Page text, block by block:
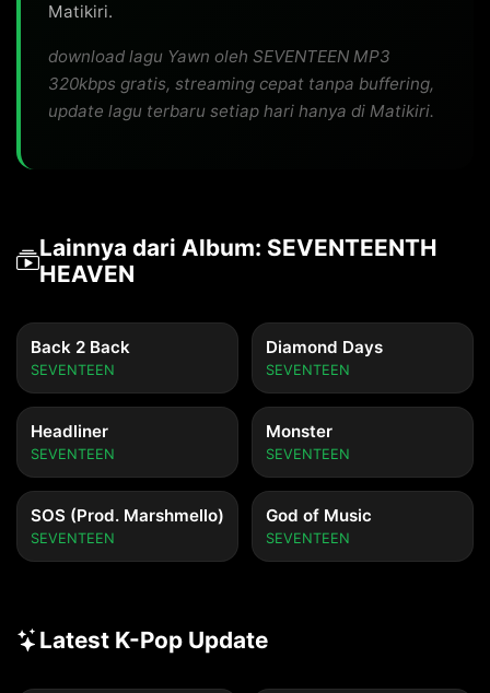
Matikiri.
download lagu Yawn oleh SEVENTEEN MP3
320kbps gratis, streaming cepat tanpa buffering,
update lagu terbaru setiap hari hanya di Matikiri.
Lainnya dari Album: SEVENTEENTH
HEAVEN
Back 2 Back
SEVENTEEN
Diamond Days
SEVENTEEN
Headliner
SEVENTEEN
Monster
SEVENTEEN
SOS (Prod. Marshmello)
SEVENTEEN
God of Music
SEVENTEEN
Latest K-Pop Update